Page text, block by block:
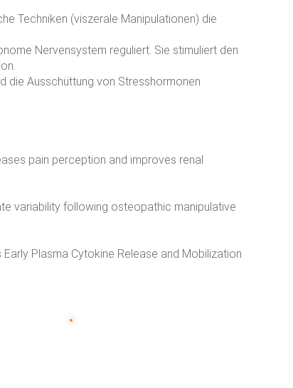
Techniken (viszerale Manipulationen) die
Nervensystem reguliert. Sie stimuliert den
die Ausschüttung von Stresshormonen
pain perception and improves renal
variability following osteopathic manipulative
Early Plasma Cytokine Release and Mobilization